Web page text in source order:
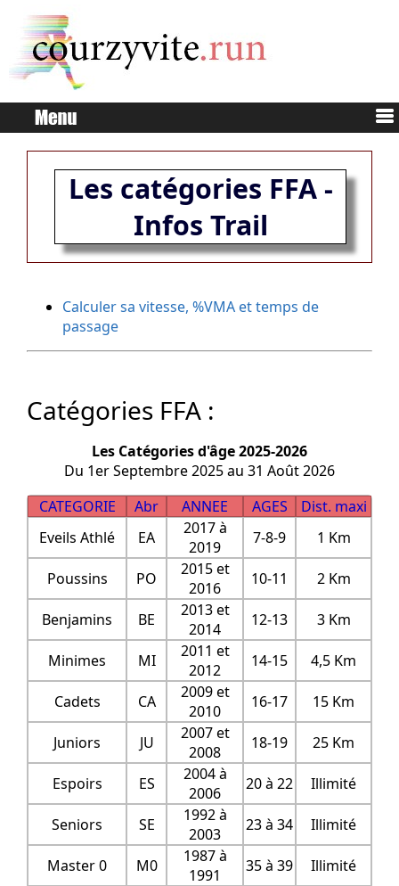
Les catégories FFA -
Infos Trail
Calculer sa vitesse, %VMA et temps de
passage
Catégories FFA :
Les Catégories d'âge 2025-2026
Du 1er Septembre 2025 au 31 Août 2026
CATEGORIE
Abr ANNEE AGES
Dist. maxi
Eveils Athlé
EA
2017 à
2019
7-8-9 1 Km
Poussins PO
2015 et
2016
10-11 2 Km
Benjamins BE
2013 et
2014
12-13 3 Km
Minimes MI
2011 et
2012
14-15 4,5 Km
Cadets CA
2009 et
2010
16-17 15 Km
Juniors JU
2007 et
2008
18-19 25 Km
Espoirs ES
2004 à
2006
20 à 22 Illimité
Seniors SE
1992 à
2003
23 à 34 Illimité
Master 0 M0
1987 à
1991
35 à 39 Illimité